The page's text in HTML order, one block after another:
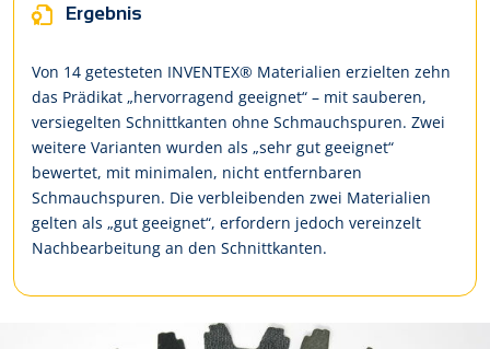
Ergebnis
Von 14 getesteten INVENTEX® Materialien erzielten zehn
das Prädikat „hervorragend geeignet“ – mit sauberen,
versiegelten Schnittkanten ohne Schmauchspuren. Zwei
weitere Varianten wurden als „sehr gut geeignet“
bewertet, mit minimalen, nicht entfernbaren
Schmauchspuren. Die verbleibenden zwei Materialien
gelten als „gut geeignet“, erfordern jedoch vereinzelt
Nachbearbeitung an den Schnittkanten.